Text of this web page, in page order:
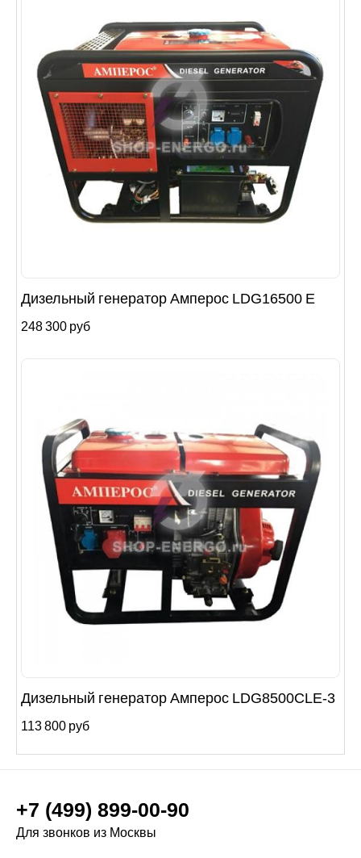
Дизельный генератор Амперос LDG16500 E
248 300 руб
Дизельный генератор Амперос LDG8500СLE-3
113 800 руб
+7 (499) 899-00-90
Для звонков из Москвы